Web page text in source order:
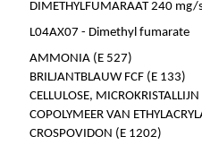
DIMETHYLFUMARAAT 240
L04AX07 - Dimethyl fumarate
AMMONIA (E 527)
BRILJANTBLAUW FCF (E 133)
CELLULOSE,
COPOLYMEER VAN
CROSPOVIDON (E 1202)